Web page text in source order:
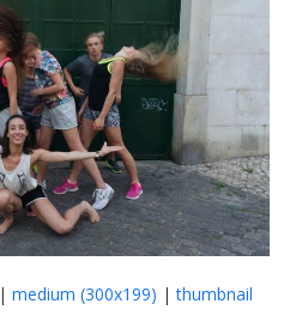
|medium (300x199) |thumbnail